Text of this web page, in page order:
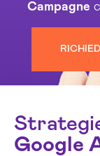
Campagne
Google